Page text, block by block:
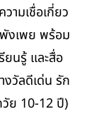
ามเชื่อเกี่ยว
งเพย พร้อม
ยนรู้ และสื่อ
งวัลดีเด่น รัก
ย 10-12 ปี)